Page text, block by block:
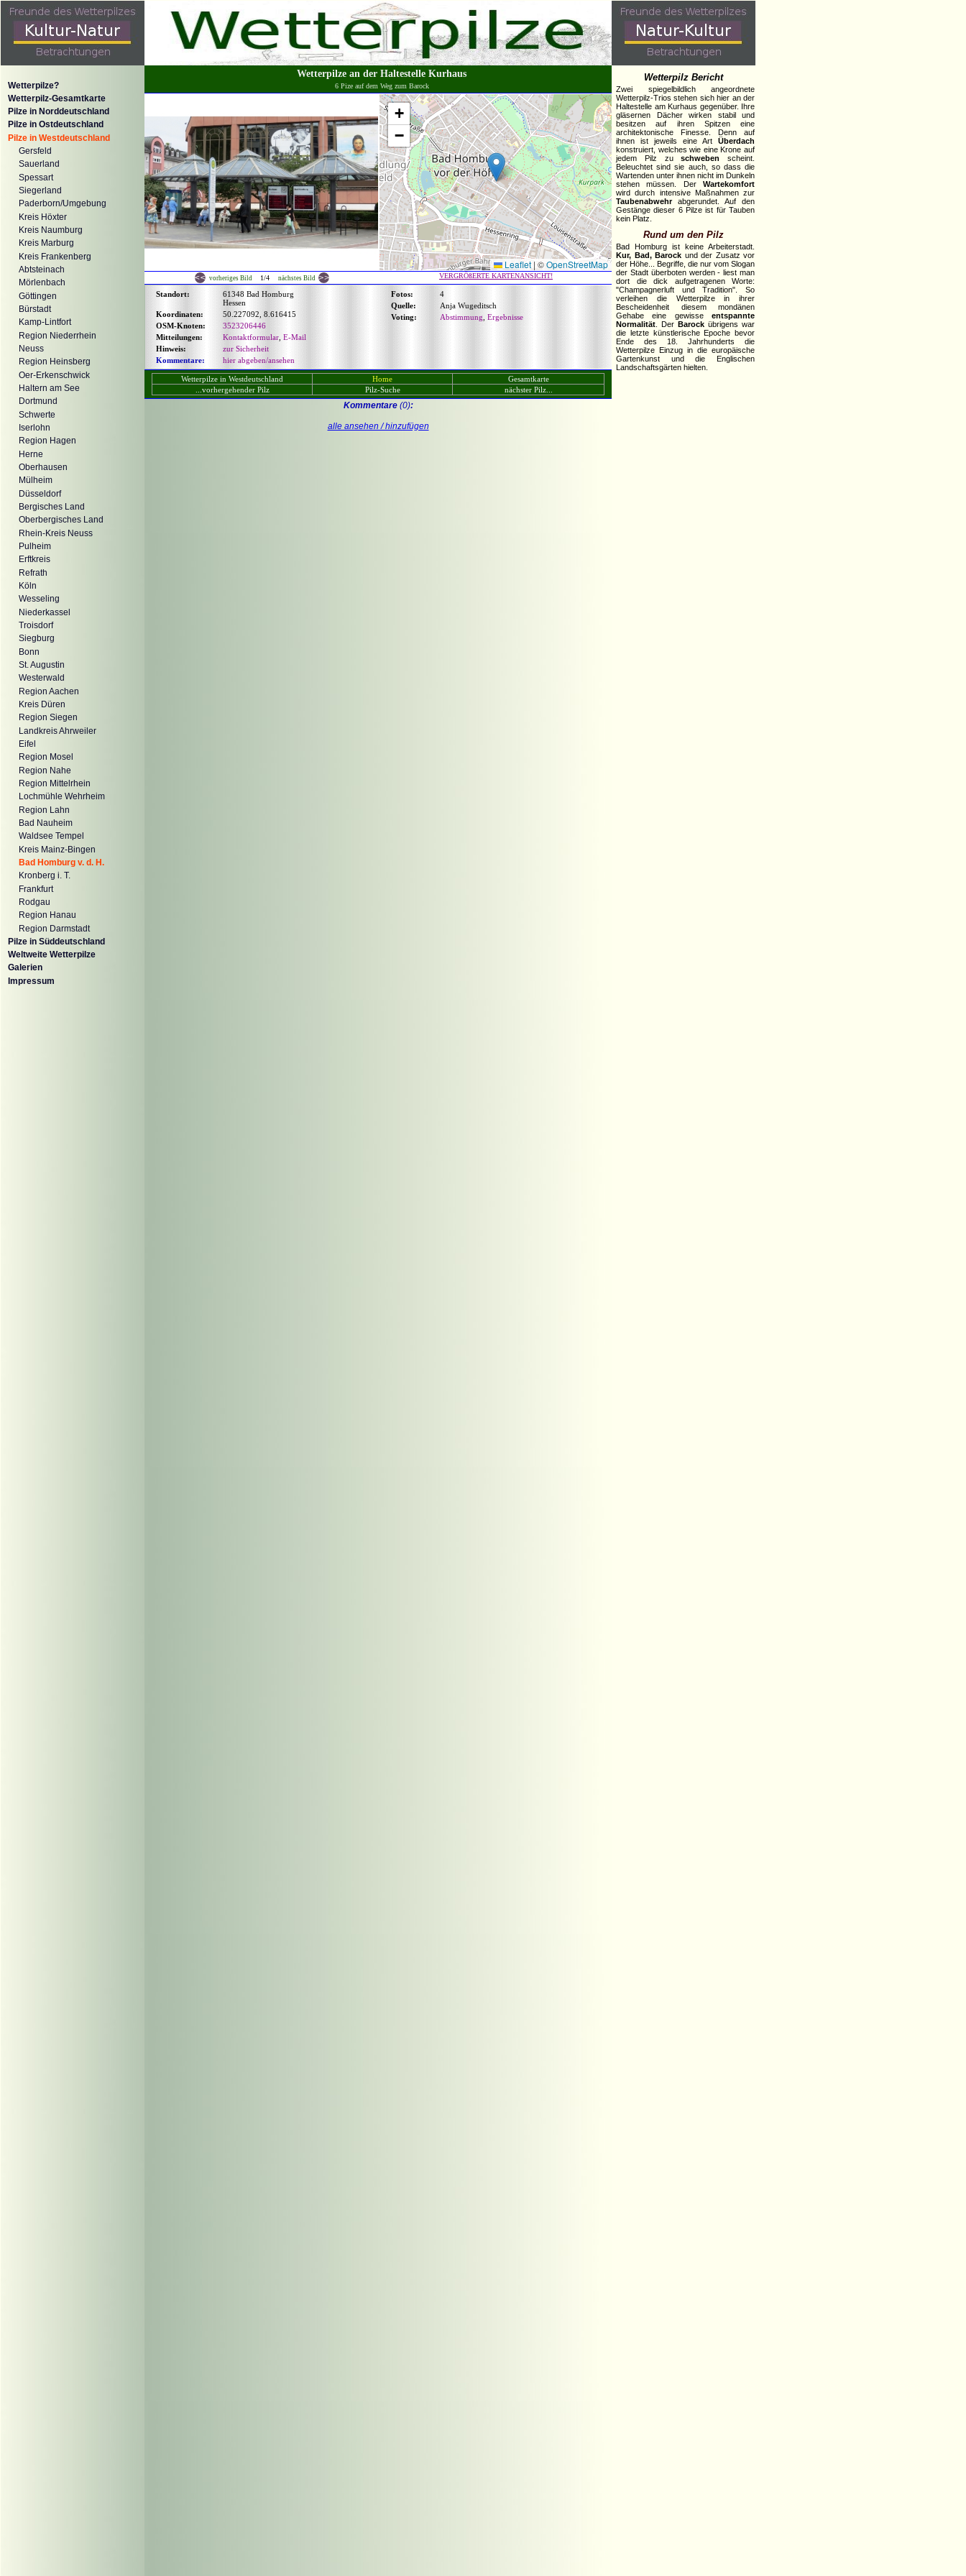
Wetterpilze?
Wetterpilz-Gesamtkarte
Pilze in Norddeutschland
Pilze in Ostdeutschland
Pilze in Westdeutschland
Gersfeld
Sauerland
Spessart
Siegerland
Paderborn/Umgebung
Kreis Höxter
Kreis Naumburg
Kreis Marburg
Kreis Frankenberg
Abtsteinach
Mörlenbach
Göttingen
Bürstadt
Kamp-Lintfort
Region Niederrhein
Neuss
Region Heinsberg
Oer-Erkenschwick
Haltern am See
Dortmund
Schwerte
Iserlohn
Region Hagen
Herne
Oberhausen
Mülheim
Düsseldorf
Bergisches Land
Oberbergisches Land
Rhein-Kreis Neuss
Pulheim
Erftkreis
Refrath
Köln
Wesseling
Niederkassel
Troisdorf
Siegburg
Bonn
St. Augustin
Westerwald
Region Aachen
Kreis Düren
Region Siegen
Landkreis Ahrweiler
Eifel
Region Mosel
Region Nahe
Region Mittelrhein
Lochmühle Wehrheim
Region Lahn
Bad Nauheim
Waldsee Tempel
Kreis Mainz-Bingen
Bad Homburg v. d. H.
Kronberg i. T.
Frankfurt
Rodgau
Region Hanau
Region Darmstadt
Pilze in Süddeutschland
Weltweite Wetterpilze
Galerien
Impressum
Wetterpilze an der Haltestelle Kurhaus
6 Pize auf dem Weg zum Barock
+
−
Leaflet | ©OpenStreetMap
vorheriges Bild 1/4 nächstes Bild VERGRÖßERTE KARTENANSICHT!
Standort:
61348 Bad Homburg
Hessen
Koordinaten:
50.227092, 8.616415
OSM-Knoten:
3523206446
Mitteilungen:
Kontaktformular E-Mail
Hinweis:
zur Sicherheit
Kommentare:
hier abgeben/ansehen
Fotos:
4
Quelle:
Anja Wugeditsch
Voting:
Abstimmung Ergebnisse
Wetterpilze in Westdeutschland Home
Gesamtkarte
...vorhergehender Pilz
Pilz-Suche nächster Pilz...
Kommentare(0):
alle ansehen / hinzufügen
Wetterpilz Bericht
Zwei spiegelbildlich angeordnete
Wetterpilz-Trios stehen sich hier an der
Haltestelle am Kurhaus gegenüber. Ihre
gläsernen Dächer wirken stabil und
besitzen auf ihren Spitzen eine
architektonische Finesse. Denn auf
ihnen ist jeweils eine Art Überdach
konstruiert, welches wie eine Krone auf
jedem Pilz zuschweben
scheint.
Beleuchtet sind sie auch, so dass die
Wartenden unter ihnen nicht im Dunkeln
stehen müssen. Der Wartekomfort
wird durch intensive Maßnahmen zur
Taubenabwehrabgerundet. Auf den
Gestänge dieser 6 Pilze ist für Tauben
kein Platz.
Rund um den Pilz
Bad Homburg ist keine Arbeiterstadt.
Kur, Bad, Barock und der Zusatz vor
der Höhe... Begriffe, die nur vom Slogan
der Stadt überboten werden - liest man
dort die dick aufgetragenen Worte:
"Champagnerluft und Tradition". So
verleihen die Wetterpilze in ihrer
Bescheidenheit diesem mondänen
Gehabe eine gewisse entspannte
Normalität . Der Barock übrigens war
die letzte künstlerische Epoche bevor
Ende des 18. Jahrhunderts die
Wetterpilze Einzug in die europäische
Gartenkunst und die Englischen
Landschaftsgärten hielten.